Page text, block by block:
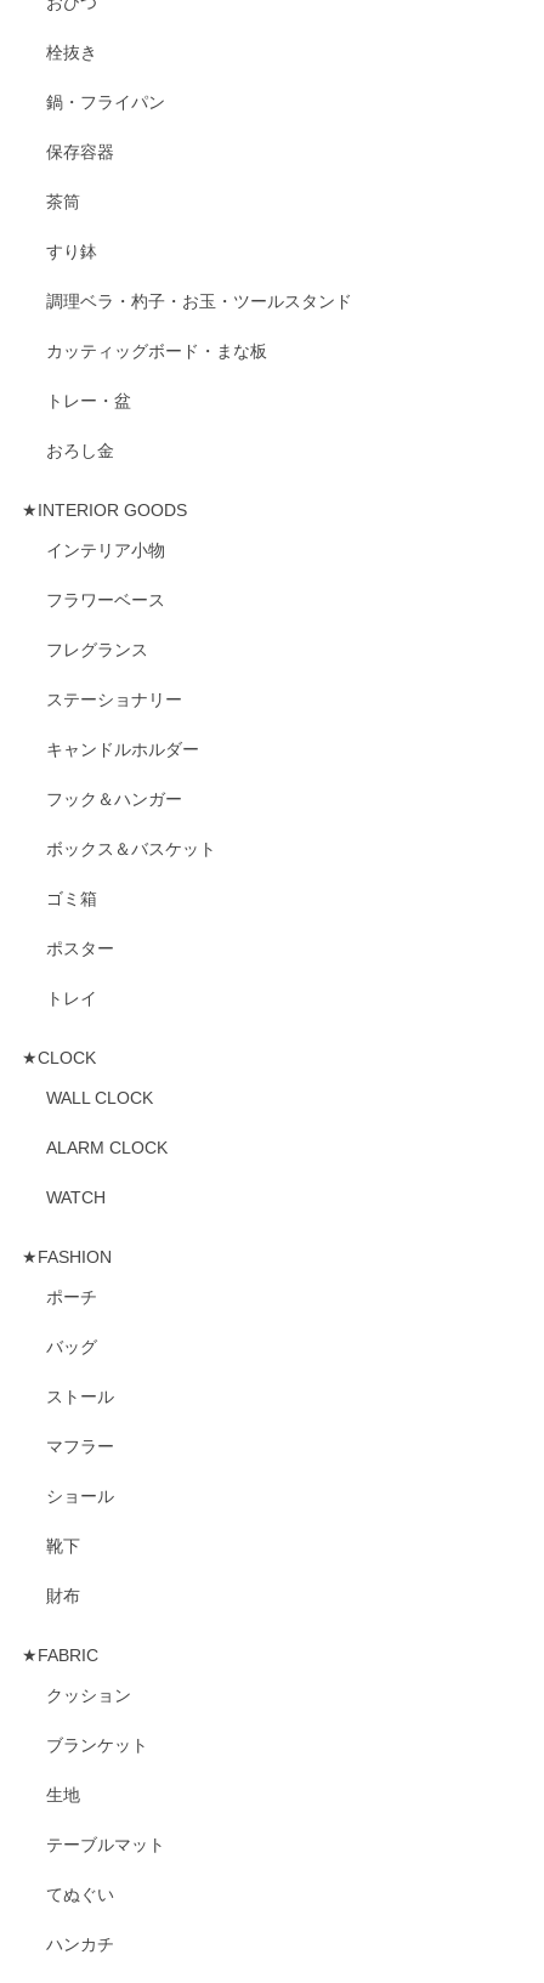
栓抜き
鍋・フライパン
保存容器
茶筒
すり鉢
調理ベラ・杓子・お玉・ツールスタンド
カッティッグボード・まな板
トレー・盆
おろし金
★INTERIOR GOODS
インテリア小物
フラワーベース
フレグランス
ステーショナリー
キャンドルホルダー
フック＆ハンガー
ボックス＆バスケット
ゴミ箱
ポスター
トレイ
★CLOCK
WALL CLOCK
ALARM CLOCK
WATCH
★FASHION
ポーチ
バッグ
ストール
マフラー
ショール
靴下
財布
★FABRIC
クッション
ブランケット
生地
テーブルマット
てぬぐい
ハンカチ